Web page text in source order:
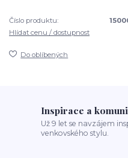
Číslo produktu:
Hlídat cenu / dostupnost
Do oblíbených
Inspirace a
Už 9 let se navzájem
venkovského stylu.